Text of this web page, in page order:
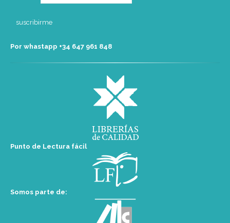
Por whastapp +34 ‭647 961 848‬
Punto de Lectura fácil
Somos parte de: